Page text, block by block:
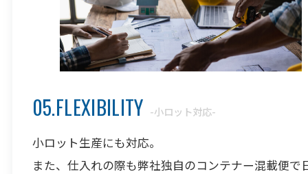
05.FLEXIBILITY -小ロット対応-
小ロット生産にも対応。
また、仕入れの際も弊社独自のコンテナー混載便で